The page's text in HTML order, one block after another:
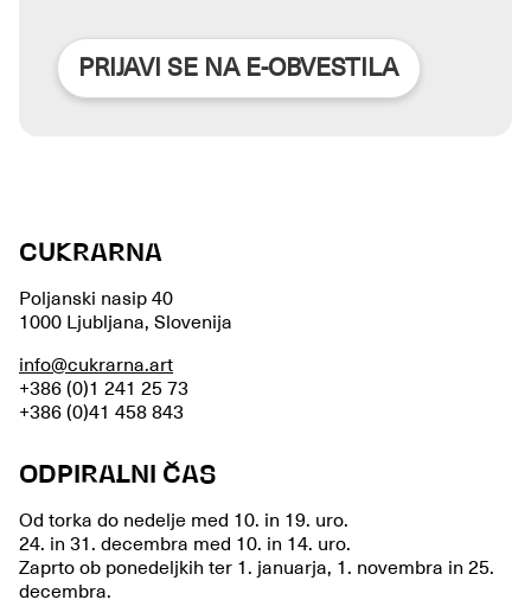
PRIJAVI SE NA E-OBVESTILA
CUKRARNA
Poljanski nasip 40
1000 Ljubljana, Slovenija
info@cukrarna.art
+386 (0)1 241 25 73
+386 (0)41 458 843
ODPIRALNI ČAS
Od torka do nedelje med 10. in 19. uro.
24. in 31. decembra med 10. in 14. uro.
Zaprto ob ponedeljkih ter 1. januarja, 1. novembra in 25.
decembra.